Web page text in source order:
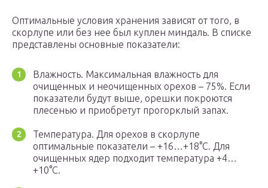
Оптимальные условия хранения зависят от того, в
скорлупе или без нее был куплен миндаль. В списке
представлены основные показатели:
Влажность. Максимальная влажность для
очищенных и неочищенных орехов – 75%. Если
показатели будут выше, орешки покроются
плесенью и приобретут прогорклый запах.
Температура. Для орехов в скорлупе
оптимальные показатели – +16…+18°C. Для
очищенных ядер подходит температура +4…
+10°C.